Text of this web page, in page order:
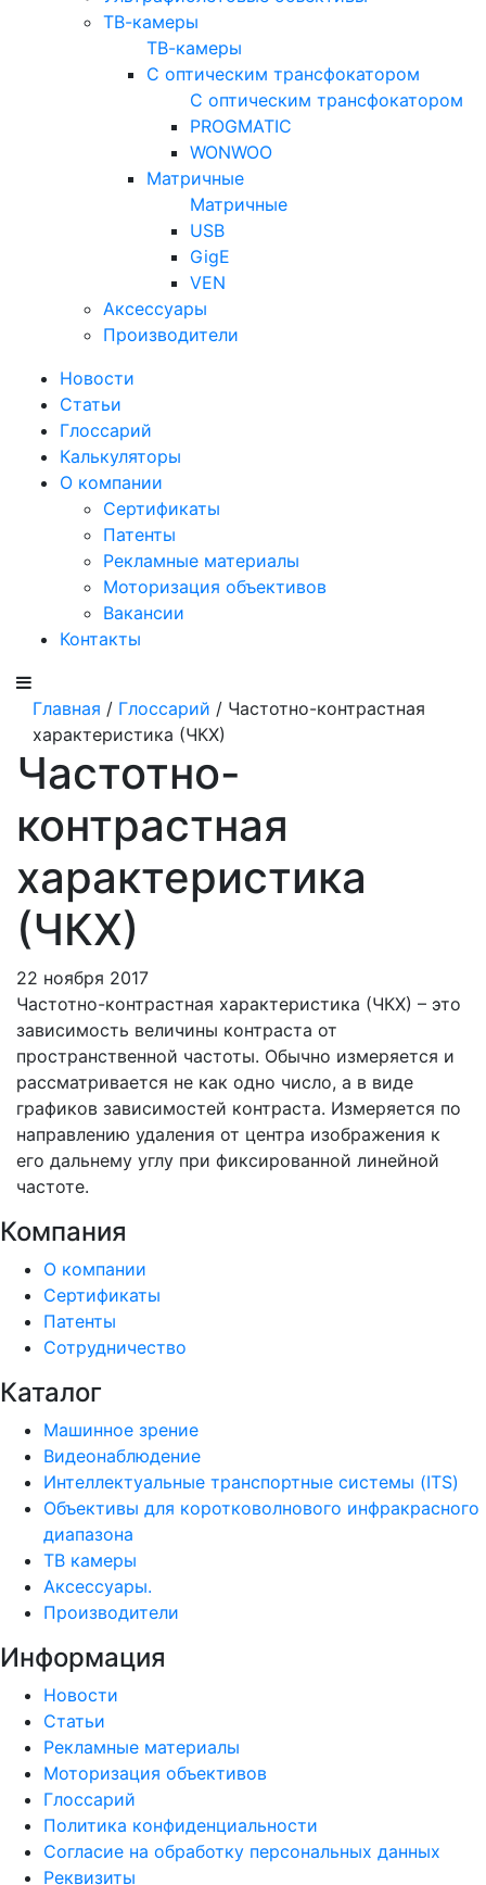
ТВ-камеры
ТВ-камеры
С оптическим трансфокатором
С оптическим трансфокатором
PROGMATIC
WONWOO
Матричные
Матричные
USB
GigE
VEN
Аксессуары
Производители
Новости
Статьи
Глоссарий
Калькуляторы
О компании
Сертификаты
Патенты
Рекламные материалы
Моторизация объективов
Вакансии
Контакты
Главная / Глоссарий / Частотно-контрастная
характеристика (ЧКХ)
Частотно-
контрастная
характеристика
(ЧКХ)
22 ноября 2017
Частотно-контрастная характеристика (ЧКХ) – это
зависимость величины контраста от
пространственной частоты. Обычно измеряется и
рассматривается не как одно число, а в виде
графиков зависимостей контраста. Измеряется по
направлению удаления от центра изображения к
его дальнему углу при фиксированной линейной
частоте.
Компания
О компании
Сертификаты
Патенты
Сотрудничество
Каталог
Машинное зрение
Видеонаблюдение
Интеллектуальные транспортные системы (ITS)
Объективы для коротковолнового инфракрасного
диапазона
ТВ камеры
Аксессуары.
Производители
Информация
Новости
Статьи
Рекламные материалы
Моторизация объективов
Глоссарий
Политика конфиденциальности
Согласие на обработку персональных данных
Реквизиты